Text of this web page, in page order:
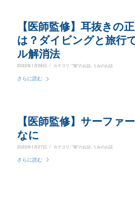
【医師監修】耳抜きの
は？ダイビングと旅行
ル解消法
2022年1月28日 / カテゴリ:"海"のお話, うみのお話
さらに読む
【医師監修】サーファ
なに
2022年1月27日 / カテゴリ:"海"のお話, うみのお話
さらに読む